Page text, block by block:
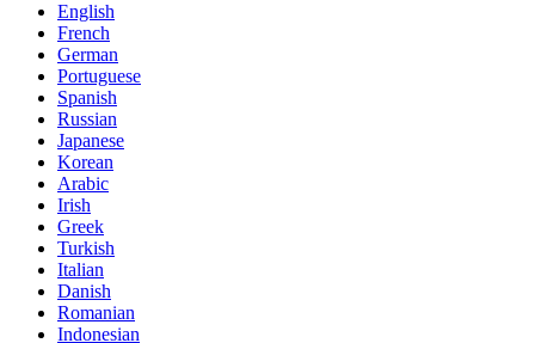
English
French
German
Portuguese
Spanish
Russian
Japanese
Korean
Arabic
Irish
Greek
Turkish
Italian
Danish
Romanian
Indonesian